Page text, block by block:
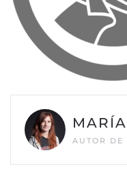
AUTOR DE